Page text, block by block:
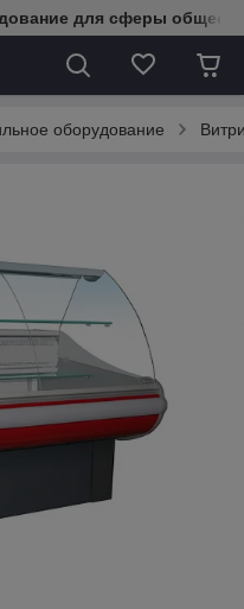
для сферы
оборудование